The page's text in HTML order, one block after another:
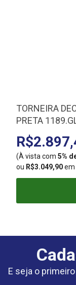
TORNEIRA
PRETA
(À vista com 5%
ou R$3.049,90em
E seja o